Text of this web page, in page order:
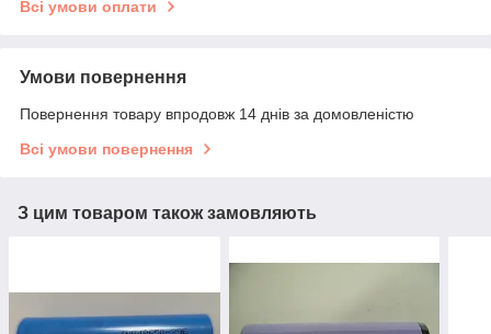
Всі умови оплати
Умови повернення
Повернення товару впродовж 14 днів за домовленістю
Всі умови повернення
З цим товаром також замовляють